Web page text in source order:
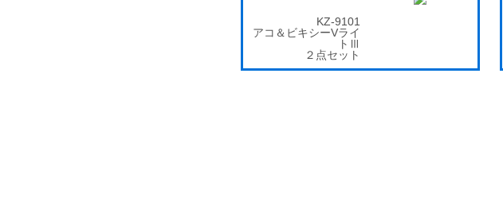
KZ-9101
アコ＆ビキシーVライ
トⅢ
２点セット